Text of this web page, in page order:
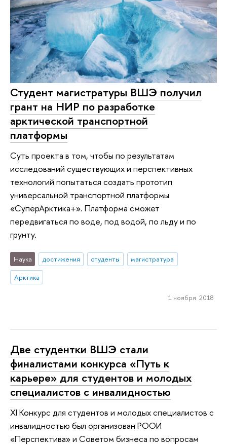
Студент магистратуры ВШЭ получил
грант на НИР по разработке
арктической транспортной
платформы
Суть проекта в том, чтобы по результатам
исследований существующих и перспективных
технологий попытаться создать прототип
универсальной транспортной платформы
«СуперАрктика+». Платформа сможет
передвигаться по воде, под водой, по льду и по
грунту.
Наука достижения студенты
магистратура
Арктика
1 ноября 2018
Две студентки ВШЭ стали
финалистами конкурса «Путь к
карьере» для студентов и молодых
специалистов с инвалидностью
XI Конкурс для студентов и молодых специалистов с
инвалидностью был организован РООИ
«Перспектива» и Советом бизнеса по вопросам